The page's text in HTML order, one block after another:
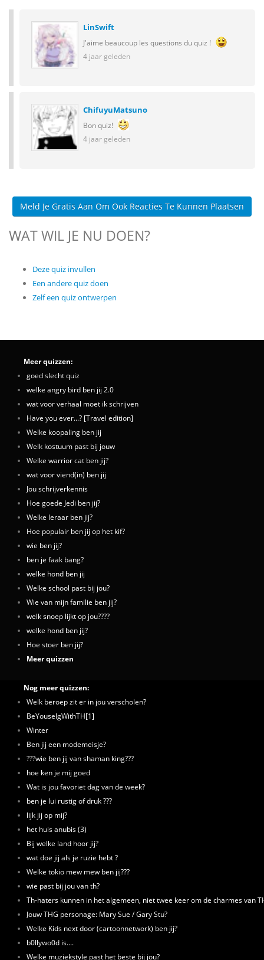
LinSwift
J'aime beaucoup les questions du quiz !
4 jaar geleden
ChifuyuMatsuno
Bon quiz!
4 jaar geleden
Meld Je Gratis Aan Om Ook Reacties Te Kunnen Plaatsen
WAT WIL JE NU DOEN?
Deze quiz invullen
Een andere quiz doen
Zelf een quiz ontwerpen
Meer quizzen:
goed slecht quiz
welke angry bird ben jij 2.0
wat voor verhaal moet ik schrijven
Have you ever...? [Travel edition]
Welke koopaling ben jij
Welk kostuum past bij jouw
Welke warrior cat ben jij?
wat voor viend(in) ben jij
Jou schrijverkennis
Hoe goede Jedi ben jij?
Welke leraar ben jij?
Hoe populair ben jij op het kif?
wie ben jij?
ben je faak bang?
welke hond ben jij
Welke school past bij jou?
Wie van mijn familie ben jij?
welk snoep lijkt op jou????
welke hond ben jij?
Hoe stoer ben jij?
Meer quizzen
Nog meer quizzen:
Welk beroep zit er in jou verscholen?
BeYouselgWithTH[1]
Winter
Ben jij een modemeisje?
???wie ben jij van shaman king???
hoe ken je mij goed
Wat is jou favoriet dag van de week?
ben je lui rustig of druk ???
lijk jij op mij?
het huis anubis (3)
Bij welke land hoor jij?
wat doe jij als je ruzie hebt ?
Welke tokio mew mew ben jij???
wie past bij jou van th?
Th-haters kunnen in het algemeen, niet twee keer om de charmes van
Jouw THG personage: Mary Sue / Gary Stu?
Welke Kids next door (cartoonnetwork) ben jij?
b0llywo0d is....
Welke muziekstyle past het beste bij jou?